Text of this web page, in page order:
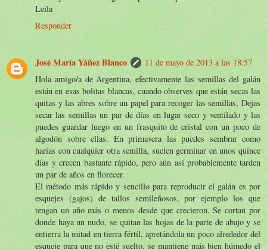
Leila
Responder
José María Yáñez Blanco
11 de mayo de 2013 a las 18:57
Hola amigo/a de Argentina, efectivamente las semillas del galán
están en esas bolitas blancas, cuando observes que están secas las
quitas y las abres sobre un papel para recoger las semillas, Dejas
secar las semillas un par de días en lugar seco y ventilado y las
puedes guardar luego en un frasquito de cristal con un poco de
algodón sobre ellas. En primavera las puedes sembrar como
harías con cualquier otra semilla, suelen germinar en unos quince
días y crecen bastante rápido, pero aún así probablemente tarden
un par de años en florecer.
El método más rápido y sencillo para reproducir el galán es por
esquejes (gajos) de tallos semileñosos, por ejemplo los que
tengan un año más o menos desde que crecieron. Se cortan por
donde haya un nudo, se quitan las hojas de la parte de abajo y se
entierra la mitad en tierra fértil, apretándola un poco alrededor del
esqueje para que no esté suelto, se mantiene más bien húmedo el